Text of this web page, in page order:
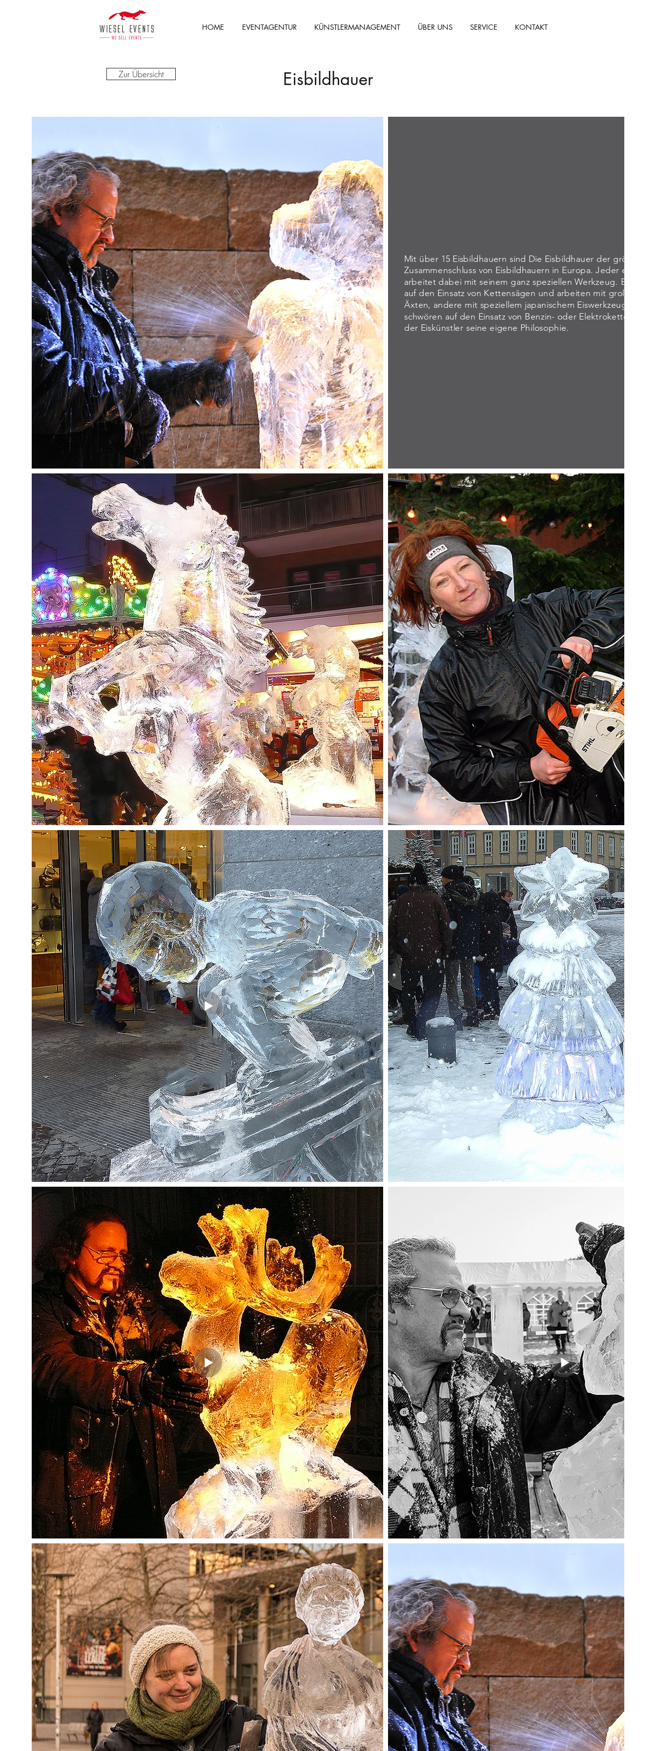
HOME EVENTAGENTUR KÜNSTLERMANAGEMENT ÜBER UNS SERVICE KONTAKT
Zur Übersicht Eisbildhauer
Mit über 15 Eisbildhauern sind Die Eisbildhauer der größte
Zusammenschluss von Eisbildhauern in Europa. Jeder
arbeitet dabei mit seinem ganz speziellen Werkzeug. Einige
auf den Einsatz von Kettensägen und arbeiten mit großen
Äxten, andere mit speziellem japanischem Eiswerkzeug.
schwören auf den Einsatz von Benzin- oder
der Eiskünstler seine eigene Philosophie.